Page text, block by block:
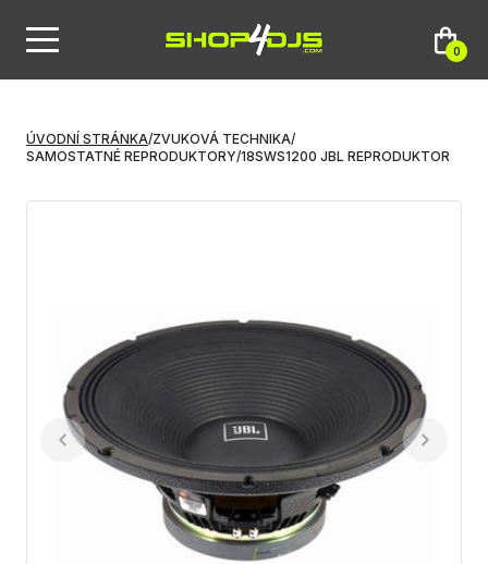
0
ÚVODNÍ STRÁNKA/ZVUKOVÁ TECHNIKA/
SAMOSTATNÉ REPRODUKTORY/18SWS1200 JBL REPRODUKTOR